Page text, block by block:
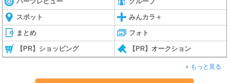
スポット みんカラ＋
まとめ フォト
【PR】ショッピング 【PR】オークション
もっと見る